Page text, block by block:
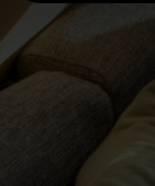
의 추천 카드